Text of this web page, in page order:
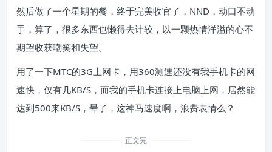
然后做了一个星期的餐，终于完美收官了，NND，动口不动
手，算了，很多东西也懒得去计较，以一颗热情洋溢的心不
期望收获嘲笑和失望。
用了一下MTC的3G上网卡，用360测速还没有我手机卡的网
速快，仅有几KB/S，而我的手机卡连接上电脑上网，居然能
达到500来KB/S，晕了，这神马速度啊，浪费表情么？
正文完